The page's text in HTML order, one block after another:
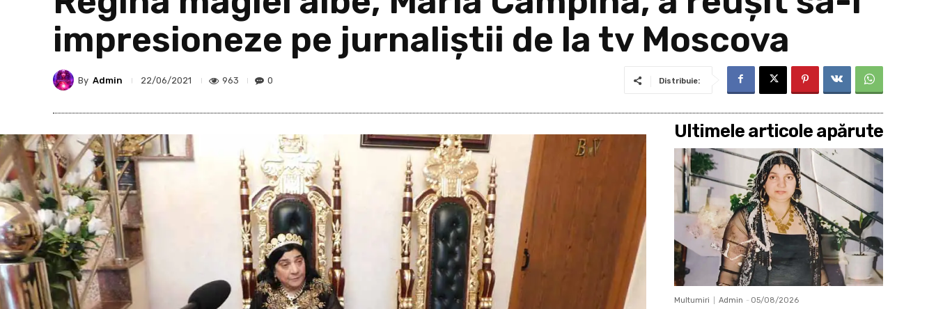
impresioneze pe jurnaliștii de la tv Moscova
By Admin 22/06/2021 963 0 Distribuie:
Ultimele articole apărute
Multumiri Admin - 05/08/2026